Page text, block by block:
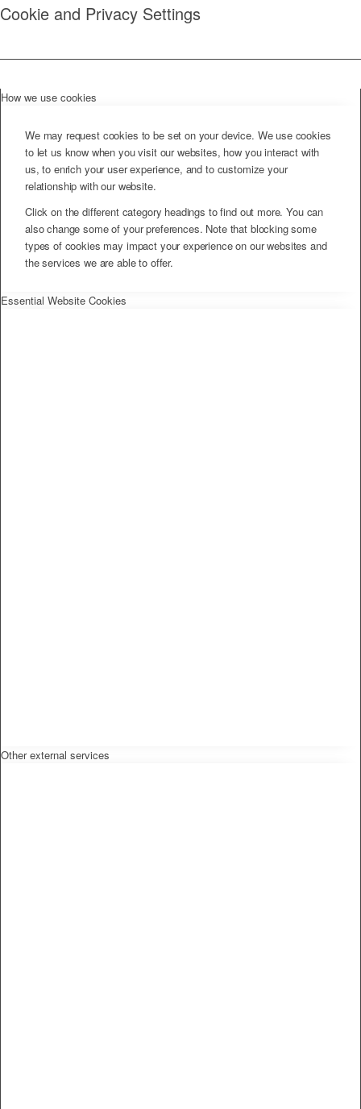
Cookie and Privacy Settings
How we use cookies
We may request cookies to be set on your device. We use cookies
to let us know when you visit our websites, how you interact with
us, to enrich your user experience, and to customize your
relationship with our website.
Click on the different category headings to find out more. You can
also change some of your preferences. Note that blocking some
types of cookies may impact your experience on our websites and
the services we are able to offer.
Essential Website Cookies
Other external services